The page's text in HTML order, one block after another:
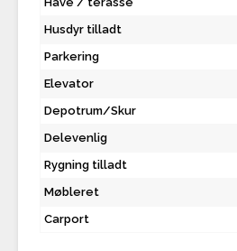
Husdyr tilladt
Parkering
Elevator
Depotrum/Skur
Delevenlig
Rygning tilladt
Møbleret
Carport